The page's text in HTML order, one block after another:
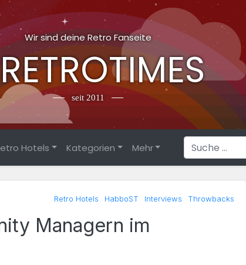
Wir sind deine Retro Fanseite
RETROTIMES
seit 2011
Hotels Kategorien Mehr
Retro Hotels HabboST Interviews Throwbacks
Managern im